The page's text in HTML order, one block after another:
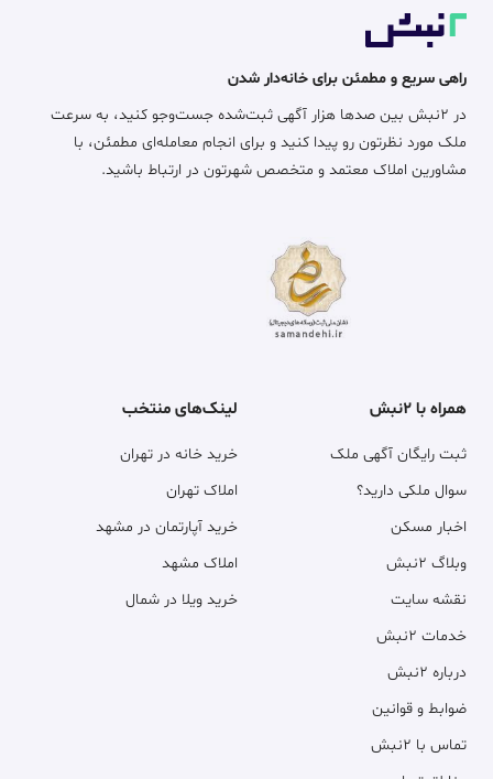
راهی سریع و مطمئن برای خانه‌دار شدن
در ۲نبش بین صدها هزار آگهی ثبت‌شده جست‌وجو کنید، به سرعت
ملک مورد نظرتون رو پیدا کنید و برای انجام معامله‌ای مطمئن، با
مشاورین املاک معتمد و متخصص شهرتون در ارتباط باشید.
همراه با ۲نبش
ثبت رایگان آگهی ملک
سوال ملکی دارید؟
اخبار مسکن
وبلاگ ۲نبش
نقشه سایت
خدمات ۲نبش
درباره ۲نبش
ضوابط و قوانین
تماس با ۲نبش
لینک‌های منتخب
خرید خانه در تهران
املاک تهران
خرید آپارتمان در مشهد
املاک مشهد
خرید ویلا در شمال